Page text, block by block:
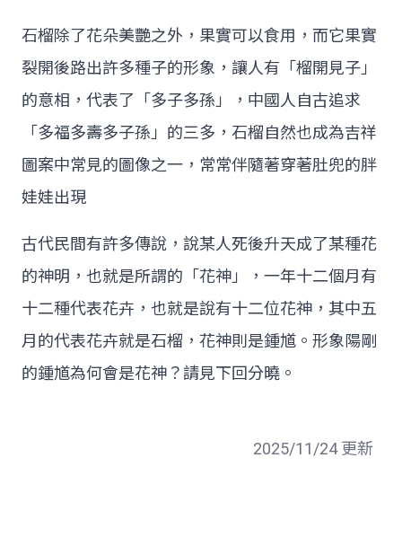
石榴除了花朵美艷之外，果實可以食用，而它果實
裂開後路出許多種子的形象，讓人有「榴開見子」
的意相，代表了「多子多孫」，中國人自古追求
「多福多壽多子孫」的三多，石榴自然也成為吉祥
圖案中常見的圖像之一，常常伴隨著穿著肚兜的胖
娃娃出現
古代民間有許多傳說，說某人死後升天成了某種花
的神明，也就是所謂的「花神」，一年十二個月有
十二種代表花卉，也就是說有十二位花神，其中五
月的代表花卉就是石榴，花神則是鍾馗。形象陽剛
的鍾馗為何會是花神？請見下回分曉。
2025/11/24 更新